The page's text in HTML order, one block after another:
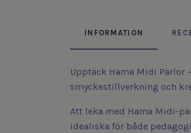
INFORMATION
Upptäck Hama Midi Pärlor
smyckestillverkning och
Att leka med Hama Midi-
idealiska för både